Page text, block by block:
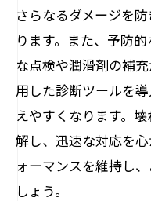
さらなるダメージを
ります。また、予防
な点検や潤滑剤の補
用した診断ツールを
えやすくなります。
解し、迅速な対応を
ォーマンスを維持し
しょう。